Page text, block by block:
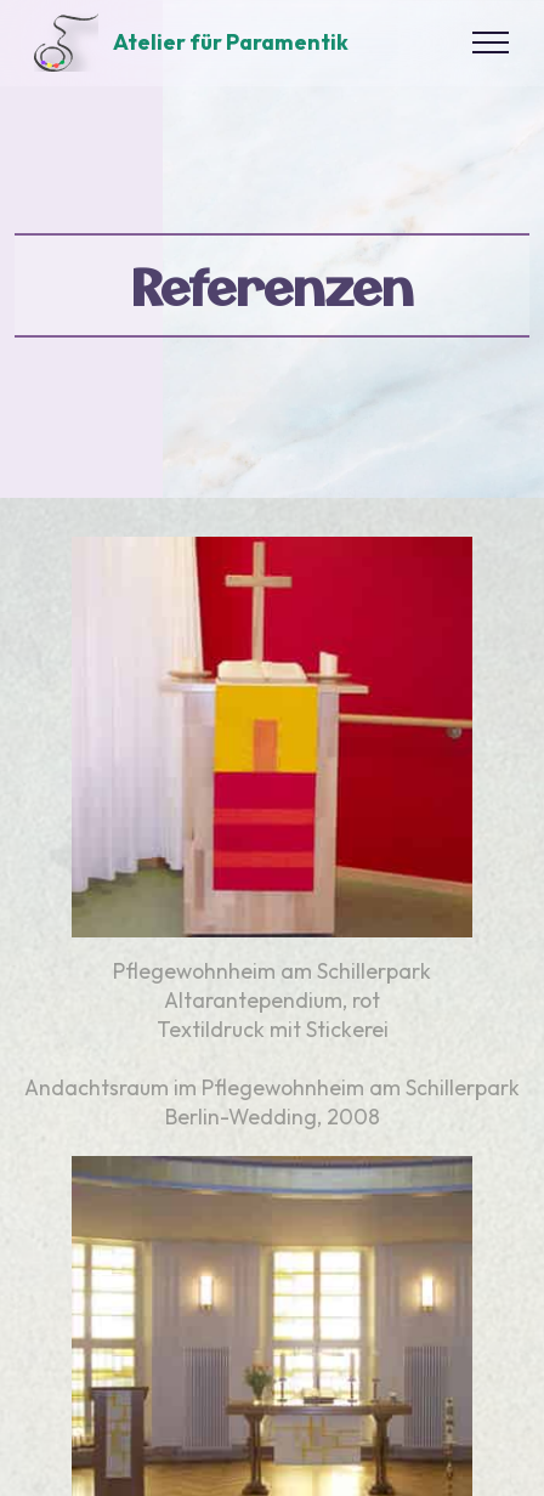
Atelier für Paramentik
Referenzen
Pflegewohnheim am Schillerpark
Altarantependium, rot
Textildruck mit Stickerei
Andachtsraum im Pflegewohnheim am Schillerpark
Berlin-Wedding, 2008